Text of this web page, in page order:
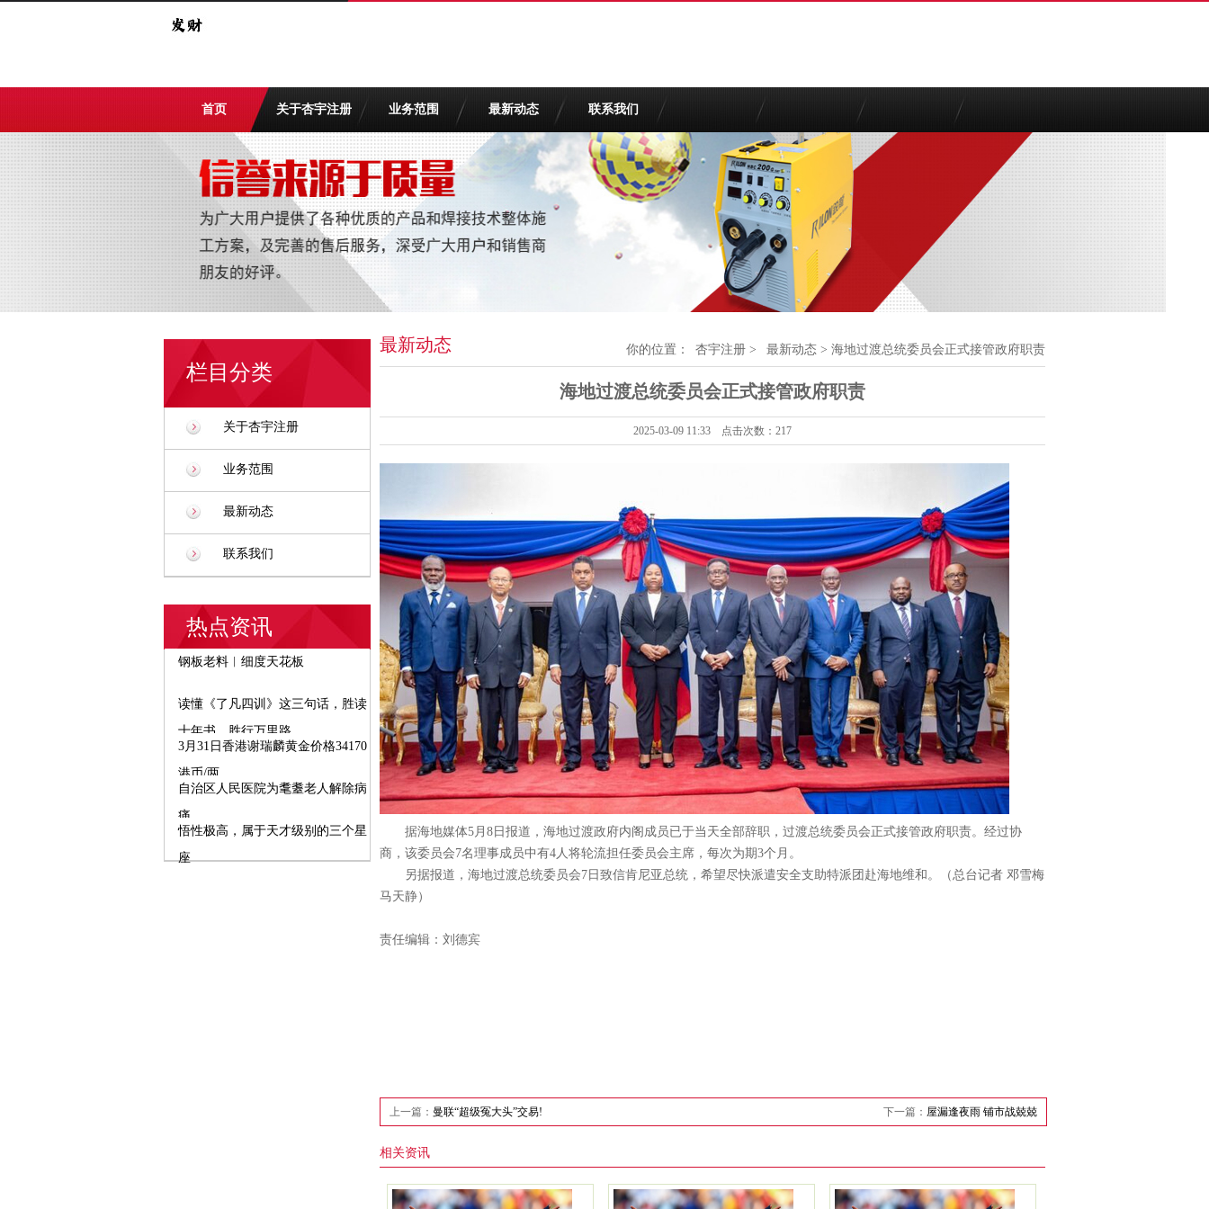
首页 关于杏宇注册 业务范围 最新动态 联系我们
栏目分类
关于杏宇注册
业务范围
最新动态
联系我们
热点资讯
钢板老料︱细度天花板
读懂《了凡四训》这三句话，胜读
十年书，胜行万里路
3月31日香港谢瑞麟黄金价格34170
港币/两
自治区人民医院为耄耋老人解除病
痛
悟性极高，属于天才级别的三个星
座
你的位置： 杏宇注册 > 最新动态 > 海地过渡总统委员会正式接管政府职责
最新动态
海地过渡总统委员会正式接管政府职责
2025-03-09 11:33 点击次数：217
据海地媒体5月8日报道，海地过渡政府内阁成员已于当天全部辞职，过渡总统委员会正式接管政府职责。经过协
商，该委员会7名理事成员中有4人将轮流担任委员会主席，每次为期3个月。
另据报道，海地过渡总统委员会7日致信肯尼亚总统，希望尽快派遣安全支助特派团赴海地维和。（总台记者 邓雪梅
马天静）
责任编辑：刘德宾
上一篇： 曼联“超级冤大头”交易! 下一篇： 屋漏逢夜雨 铺市战兢兢
相关资讯